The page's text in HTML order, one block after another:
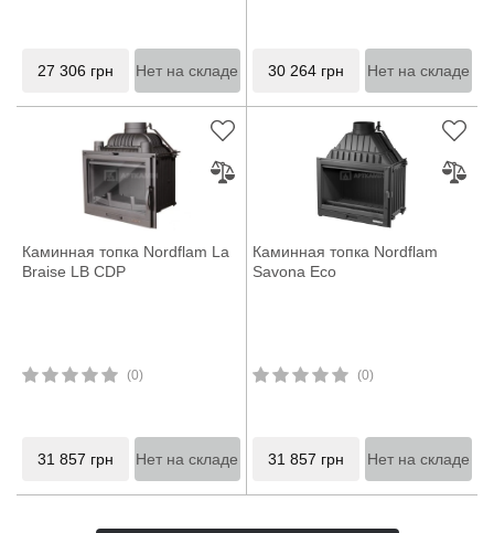
27 306 грн Нет на складе 30 264 грн Нет на складе
Каминная топка Nordflam La
Braise LB CDP
(0)
31 857 грн Нет на складе
Каминная топка Nordflam
Savona Eco
(0)
31 857 грн Нет на складе